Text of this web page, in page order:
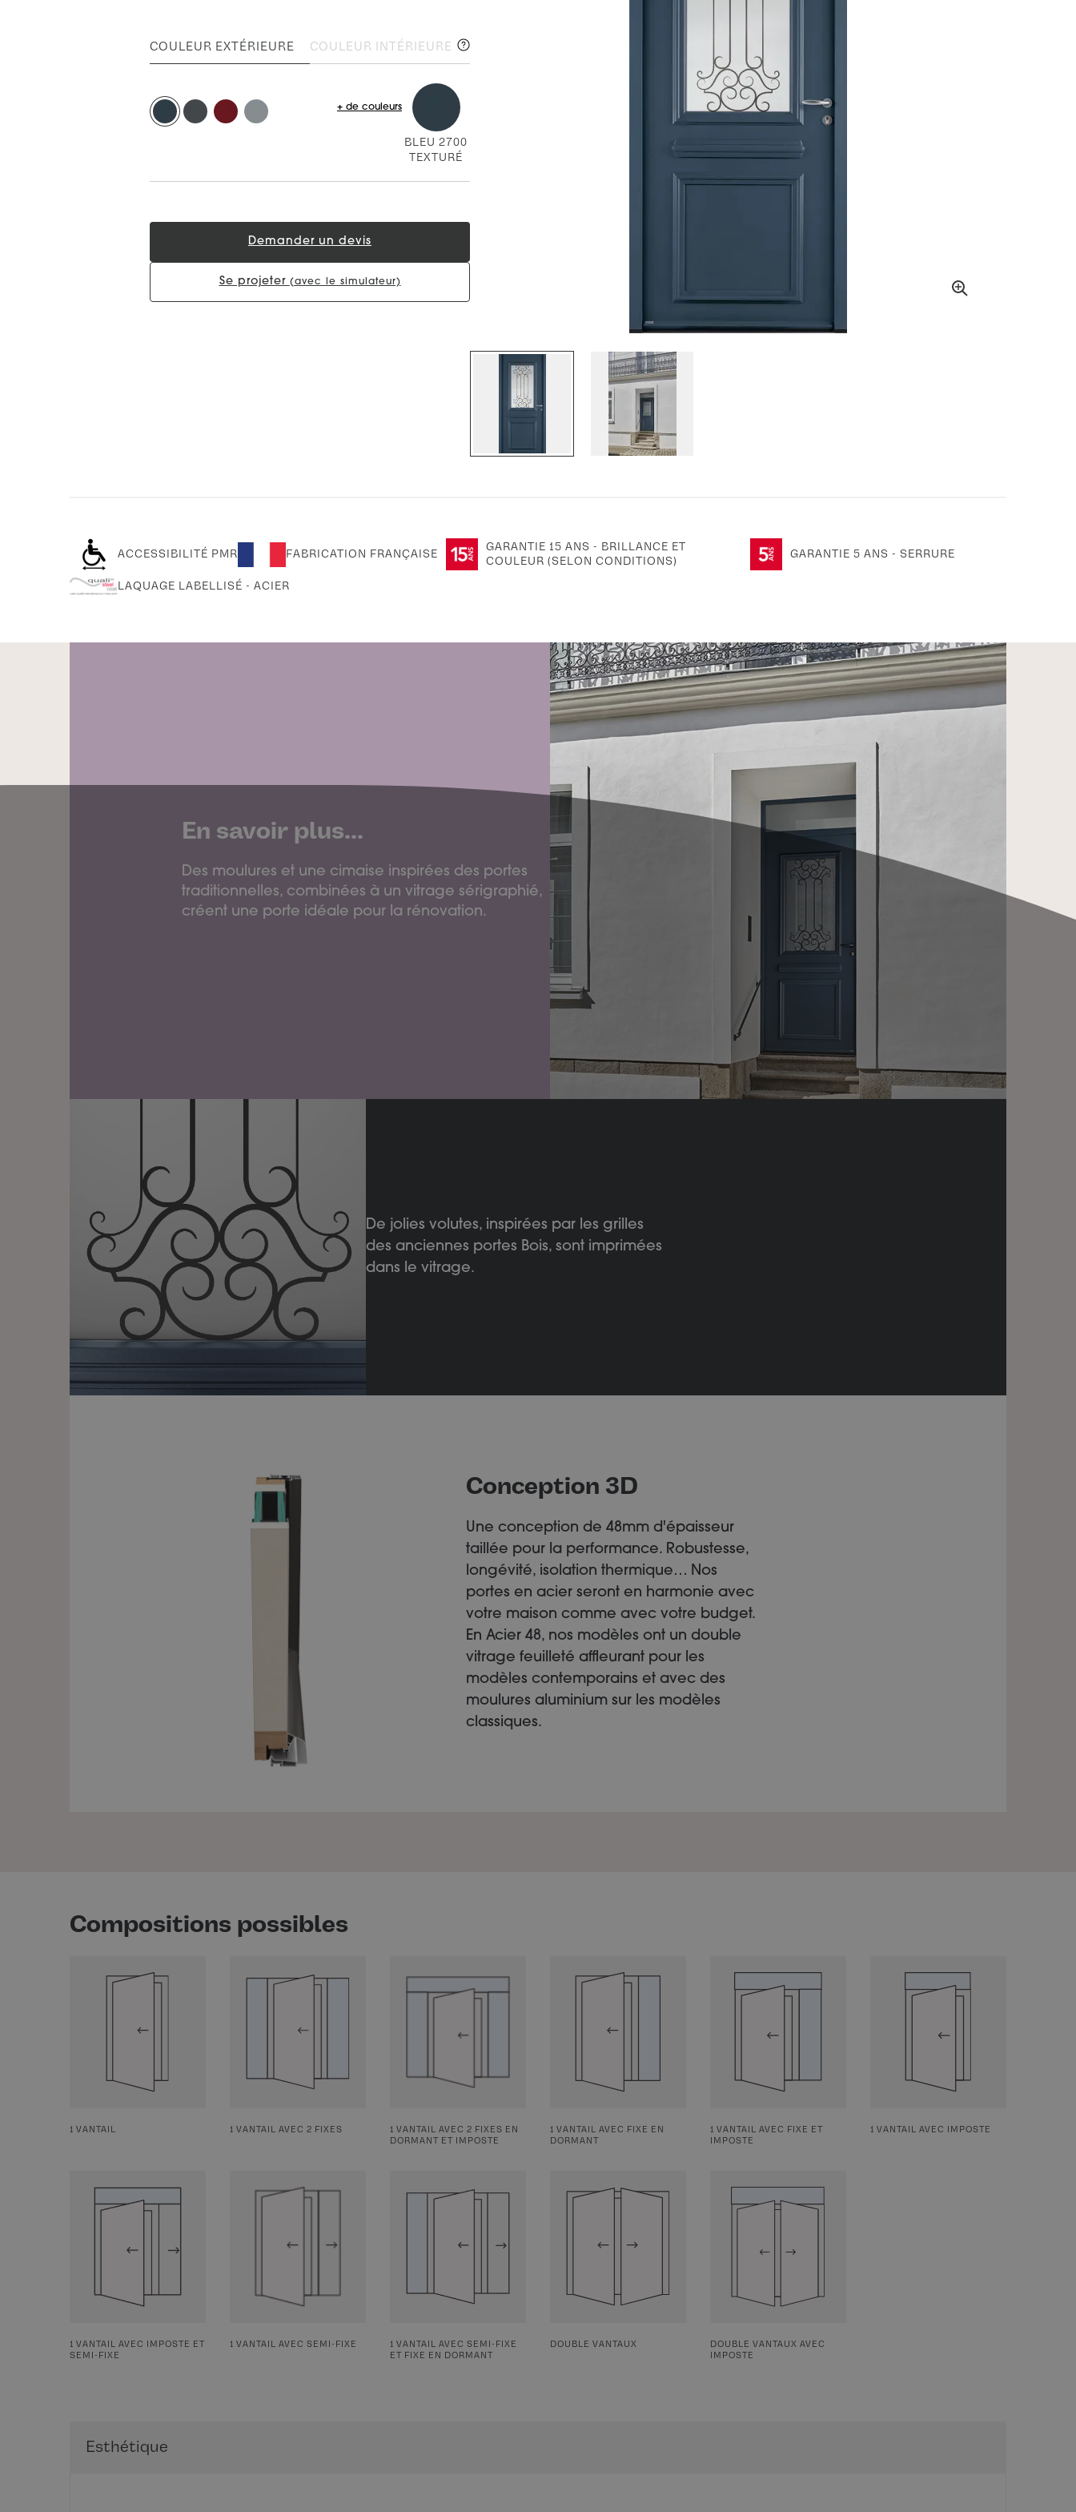
COULEUR EXTÉRIEURE COULEUR INTÉRIEURE
BLEU 2700
TEXTURÉ
+ de couleurs
Demander un devis
Se projeter (avec le simulateur)
ACCESSIBILITÉ PMR FABRICATION FRANÇAISE
GARANTIE 15 ANS - BRILLANCE ET
COULEUR (SELON CONDITIONS)
GARANTIE 5 ANS - SERRURE
LAQUAGE LABELLISÉ - ACIER
En savoir plus...
Des moulures et une cimaise inspirées des portes
traditionnelles, combinées à un vitrage sérigraphié,
créent une porte idéale pour la rénovation.
De jolies volutes, inspirées par les grilles
des anciennes portes Bois, sont imprimées
dans le vitrage.
Conception 3D
Une conception de 48mm d'épaisseur
taillée pour la performance. Robustesse,
longévité, isolation thermique… Nos
portes en acier seront en harmonie avec
votre maison comme avec votre budget.
En Acier 48, nos modèles ont un double
vitrage feuilleté affleurant pour les
modèles contemporains et avec des
moulures aluminium sur les modèles
classiques.
Compositions possibles
1 VANTAIL 1 VANTAIL AVEC 2 FIXES
1 VANTAIL AVEC 2 FIXES EN
DORMANT ET IMPOSTE
1 VANTAIL AVEC FIXE EN
DORMANT
1 VANTAIL AVEC FIXE ET
IMPOSTE
1 VANTAIL AVEC IMPOSTE
1 VANTAIL AVEC IMPOSTE ET
SEMI-FIXE
1 VANTAIL AVEC SEMI-FIXE
1 VANTAIL AVEC SEMI-FIXE
ET FIXE EN DORMANT
DOUBLE VANTAUX
DOUBLE VANTAUX AVEC
IMPOSTE
Esthétique